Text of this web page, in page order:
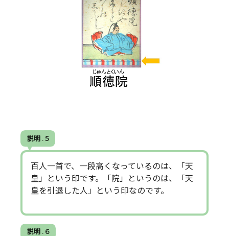
説明 . 5
百人一首で、一段高くなっているのは、「天
皇」という印です。「院」というのは、「天
皇を引退した人」という印なのです。
説明 . 6